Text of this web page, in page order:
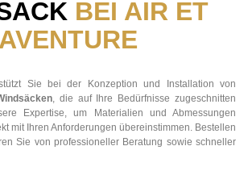
BEI AIR ET
AVENTURE
Sie bei der Konzeption und Installation von
, die auf Ihre Bedürfnisse zugeschnitten
Expertise, um Materialien und Abmessungen
mit Ihren Anforderungen übereinstimmen. Bestellen
Sie von professioneller Beratung sowie schneller